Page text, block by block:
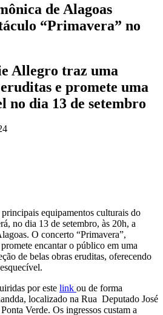
de Alagoas
“Primavera” no
Allegro traz uma
e promete uma
no dia 13 de setembro
equipamentos culturais do
no dia 13 de setembro, às 20h, a
O concerto “Primavera”,
encantar o público em uma
de belas obras eruditas, oferecendo
por este link ou de forma
localizado na Rua Deputado José
Verde. Os ingressos custam a